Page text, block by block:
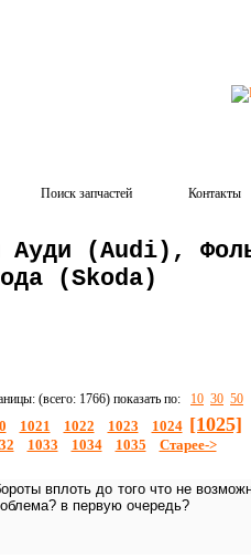
Поиск запчастей Контакты
Ауди (Audi),
(Skoda)
(всего: 1766) показать по: 10 30 50
1021 1022 1023 1024 [1025]
1033 1034 1035 Старее->
вплоть до того что не
в первую очередь?